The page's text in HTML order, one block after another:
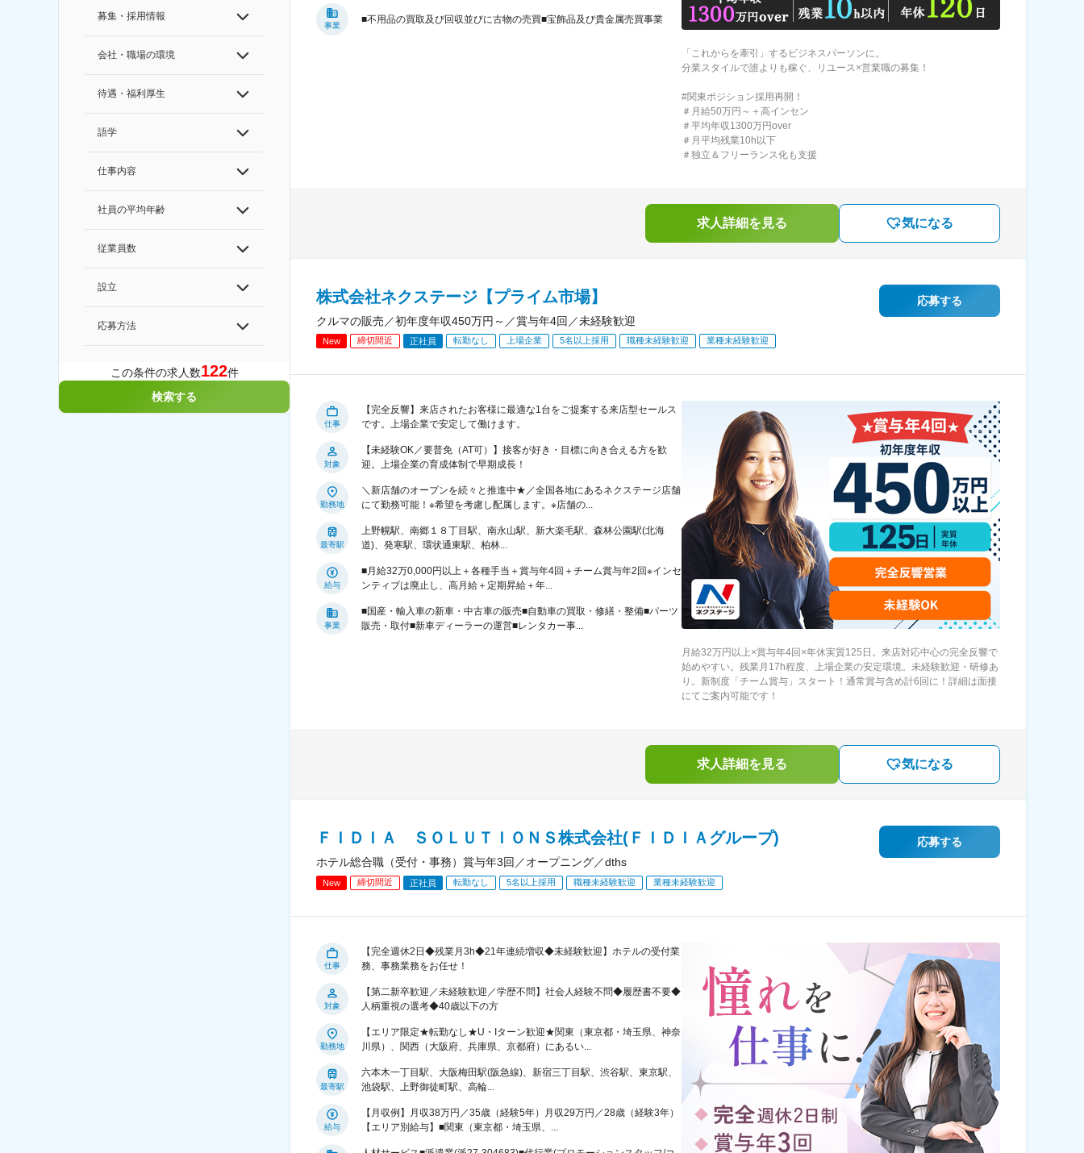
募集・採用情報
会社・職場の環境
待遇・福利厚生
語学
仕事内容
社員の平均年齢
従業員数
設立
応募方法
この条件の求人数122件
検索する
事業
■不用品の買取及び回収並びに古物の売買■宝飾品及び貴金属売買事業
「これからを牽引」するビジネスパーソンに。
分業スタイルで誰よりも稼ぐ、リユース×営業職の募集！
#関東ポジション採用再開！
＃月給50万円～＋高インセン
＃平均年収1300万円over
＃月平均残業10h以下
＃独立＆フリーランス化も支援
求人詳細を見る 気になる
株式会社ネクステージ【プライム市場】
クルマの販売／初年度年収450万円～／賞与年4回／未経験歓迎
New 締切間近 正社員 転勤なし 上場企業 5名以上採用 職種未経験歓迎 業種未経験歓迎
応募する
仕事
【完全反響】来店されたお客様に最適な1台をご提案する来店型セールス
です。上場企業で安定して働けます。
対象
【未経験OK／要普免（AT可）】接客が好き・目標に向き合える方を歓
迎。上場企業の育成体制で早期成長！
勤務地
＼新店舗のオープンを続々と推進中★／全国各地にあるネクステージ店舗
にて勤務可能！※希望を考慮し配属します。※店舗の...
最寄駅
上野幌駅、南郷１８丁目駅、南永山駅、新大楽毛駅、森林公園駅(北海
道)、発寒駅、環状通東駅、柏林...
給与
■月給32万0,000円以上＋各種手当＋賞与年4回＋チーム賞与年2回※インセ
ンティブは廃止し、高月給＋定期昇給＋年...
事業
■国産・輸入車の新車・中古車の販売■自動車の買取・修繕・整備■パーツ
販売・取付■新車ディーラーの運営■レンタカー事...
月給32万円以上×賞与年4回×年休実質125日。来店対応中心の完全反響で
始めやすい。残業月17h程度、上場企業の安定環境。未経験歓迎・研修あ
り。新制度「チーム賞与」スタート！通常賞与含め計6回に！詳細は面接
にてご案内可能です！
求人詳細を見る 気になる
ＦＩＤＩＡ ＳＯＬＵＴＩＯＮＳ株式会社(ＦＩＤＩＡグループ)
ホテル総合職（受付・事務）賞与年3回／オープニング／dths
New 締切間近 正社員 転勤なし 5名以上採用 職種未経験歓迎 業種未経験歓迎
応募する
仕事
【完全週休2日◆残業月3h◆21年連続増収◆未経験歓迎】ホテルの受付業
務、事務業務をお任せ！
対象
【第二新卒歓迎／未経験歓迎／学歴不問】社会人経験不問◆履歴書不要◆
人柄重視の選考◆40歳以下の方
勤務地
【エリア限定★転勤なし★U・Iターン歓迎★関東（東京都・埼玉県、神奈
川県）、関西（大阪府、兵庫県、京都府）にあるい...
最寄駅
六本木一丁目駅、大阪梅田駅(阪急線)、新宿三丁目駅、渋谷駅、東京駅、
池袋駅、上野御徒町駅、高輪...
給与
【月収例】月収38万円／35歳（経験5年）月収29万円／28歳（経験3年）
【エリア別給与】■関東（東京都・埼玉県、...